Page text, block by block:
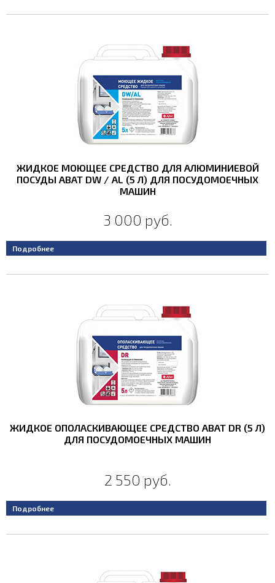
ЖИДКОЕ МОЮЩЕЕ СРЕДСТВО ДЛЯ АЛЮМИНИЕВОЙ
ПОСУДЫ ABAT DW / AL (5 Л) ДЛЯ ПОСУДОМОЕЧНЫХ
МАШИН
3 000 руб.
Подробнее
ЖИДКОЕ ОПОЛАСКИВАЮЩЕЕ СРЕДСТВО ABAT DR (5 Л)
ДЛЯ ПОСУДОМОЕЧНЫХ МАШИН
2 550 руб.
Подробнее